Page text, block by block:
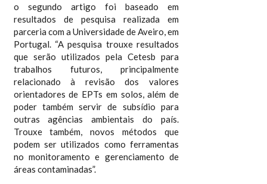
o segundo artigo foi baseado em
resultados de pesquisa realizada em
parceria com a Universidade de Aveiro, em
Portugal. “A pesquisa trouxe resultados
que serão utilizados pela Cetesb para
trabalhos futuros, principalmente
relacionado à revisão dos valores
orientadores de EPTs em solos, além de
poder também servir de subsídio para
outras agências ambientais do país.
Trouxe também, novos métodos que
podem ser utilizados como ferramentas
no monitoramento e gerenciamento de
áreas contaminadas”.